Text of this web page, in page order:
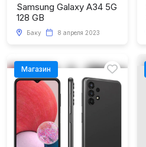
Samsung Galaxy A34 5G
128 GB
Баку 8 апреля 2023
Магазин